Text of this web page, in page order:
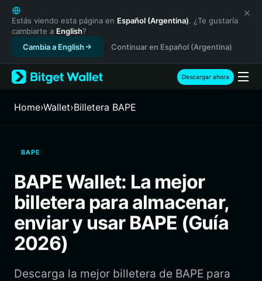
English
日本語
Tiếng Việt
Русский
Español (Latinoamérica)
Türkçe
Français
繁體中文
Bahasa Indonesia
ภาษาไทย
Español
Português (Brasil)
Estás viendo esta página en Español (Argentina). ¿Te gustaría
cambiarte a English?
Cambia a English
Continuar en Español (Argentina)
Descargar ahora
Home›Wallet›Billetera BAPE
BAPE
BAPE Wallet: La mejor
billetera para almacenar,
enviar y usar BAPE (Guía
2026)
Descarga la mejor billetera de BAPE para